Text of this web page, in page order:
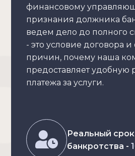
финансовому
признания должника
ведем дело до полного
- это условие договора и
причин, почему наша
предоставляет удобную
платежа за услуги.
Реальный
банкротства -